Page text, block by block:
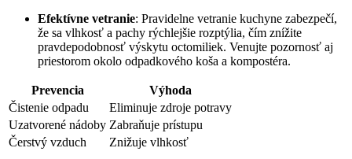
Efektívne vetranie: Pravidelne vetranie kuchyne zabezpečí,
že sa vlhkosť a pachy rýchlejšie rozptýlia, čím znížite
pravdepodobnosť výskytu octomiliek. Venujte pozornosť aj
priestorom okolo odpadkového koša a kompostéra.
Prevencia
Výhoda
Čistenie odpadu
Eliminuje zdroje potravy
Uzatvorené nádoby Zabraňuje prístupu
Čerstvý vzduch
Znižuje vlhkosť